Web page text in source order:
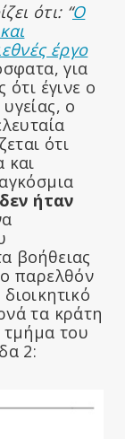
ότι: “Ο
έργο
για
ότι έγινε ο
ο
ότι
και
ήταν
βοήθειας
παρελθόν
τα κράτη
τμήμα του
2: